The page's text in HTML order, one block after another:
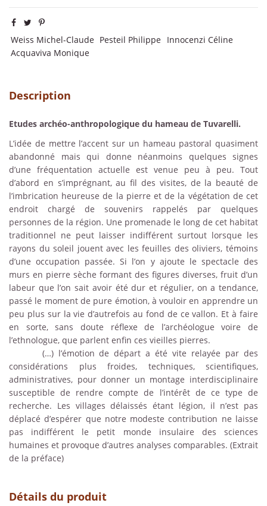
Weiss Michel-Claude Pesteil Philippe Innocenzi Céline
Acquaviva Monique
Description
Etudes archéo-anthropologique du hameau de Tuvarelli.
L’idée de mettre l’accent sur un hameau pastoral quasiment
abandonné mais qui donne néanmoins quelques signes
d’une fréquentation actuelle est venue peu à peu. Tout
d’abord en s’imprégnant, au fil des visites, de la beauté de
l’imbrication heureuse de la pierre et de la végétation de cet
endroit chargé de souvenirs rappelés par quelques
personnes de la région. Une promenade le long de cet habitat
traditionnel ne peut laisser indifférent surtout lorsque les
rayons du soleil jouent avec les feuilles des oliviers, témoins
d’une occupation passée. Si l’on y ajoute le spectacle des
murs en pierre sèche formant des figures diverses, fruit d’un
labeur que l’on sait avoir été dur et régulier, on a tendance,
passé le moment de pure émotion, à vouloir en apprendre un
peu plus sur la vie d’autrefois au fond de ce vallon. Et à faire
en sorte, sans doute réflexe de l’archéologue voire de
l’ethnologue, que parlent enfin ces vieilles pierres.
(…) l’émotion de départ a été vite relayée par des
considérations plus froides, techniques, scientifiques,
administratives, pour donner un montage interdisciplinaire
susceptible de rendre compte de l’intérêt de ce type de
recherche. Les villages délaissés étant légion, il n’est pas
déplacé d’espérer que notre modeste contribution ne laisse
pas indifférent le petit monde insulaire des sciences
humaines et provoque d’autres analyses comparables. (Extrait
de la préface)
Détails du produit